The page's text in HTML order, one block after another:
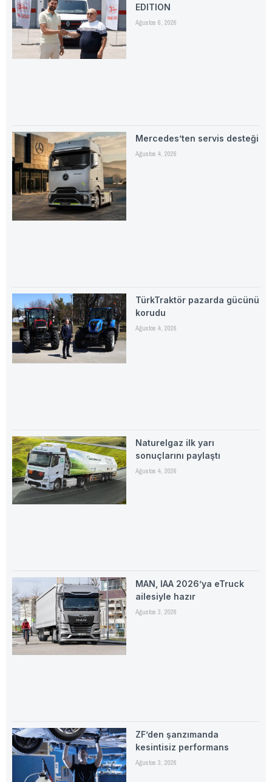
EDITION
Ağustos 6, 2026
Mercedes’ten servis desteği
Ağustos 4, 2026
TürkTraktör pazarda gücünü
korudu
Ağustos 4, 2026
Naturelgaz ilk yarı
sonuçlarını paylaştı
Ağustos 4, 2026
MAN, IAA 2026’ya eTruck
ailesiyle hazır
Ağustos 3, 2026
ZF’den şanzımanda
kesintisiz performans
Ağustos 3, 2026